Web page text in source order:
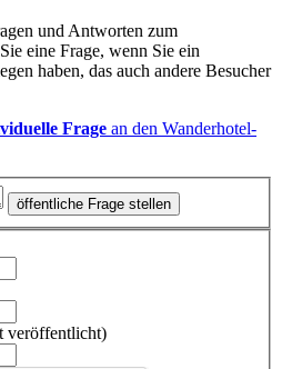
und Antworten zum
eine Frage, wenn Sie ein
haben, das auch andere Besucher
Frage an den Wanderhotel-
öffentliche Frage stellen
veröffentlicht)